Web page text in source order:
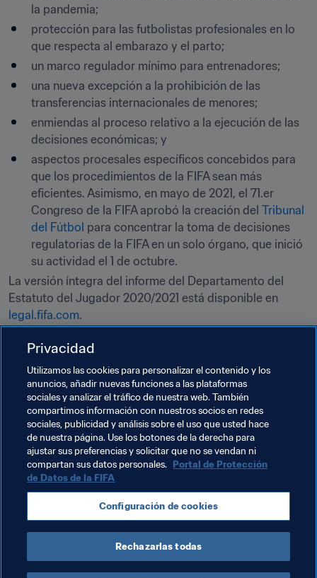
la pandemia;
protección para las futbolistas profesionales en lo
que respecta al embarazo y el parto;
un marco regulador mínimo para entrenadores;
una nueva excepción a la prohibición de las
transferencias internacionales de menores;
enmiendas al proceso relativo a la ejecución de las
decisiones económicas; y
aspectos procesales específicos concebidos para
que los procedimientos de la FIFA sean más
eficientes. Asimismo, en mayo de 2021, el 71.er
Congreso de la FIFA aprobó la creación del Tribunal
del Fútbol para concentrar la toma de decisiones
regulatorias de la FIFA en un solo órgano, que inició
su actividad el 1 de octubre.
La versión íntegra del informe del Departamento del
legal.fifa.com.
PDF
Informe del Departamento del
Estatuto del Jugador 2020/21 (En
inglés)
Temas relacionados
Legal Organización Organización
Privacidad
Utilizamos las cookies para personalizar el contenido y los
anuncios, añadir nuevas funciones a las plataformas
sociales y analizar el tráfico de nuestra web. También
compartimos información con nuestros socios en redes
sociales, publicidad y análisis sobre el uso que usted hace
de nuestra página. Use los botones de la derecha para
ajustar sus preferencias y solicitar que no se vendan ni
compartan sus datos personales. Portal de Protección
de Datos de la FIFA
Configuración de cookies
Rechazarlas todas